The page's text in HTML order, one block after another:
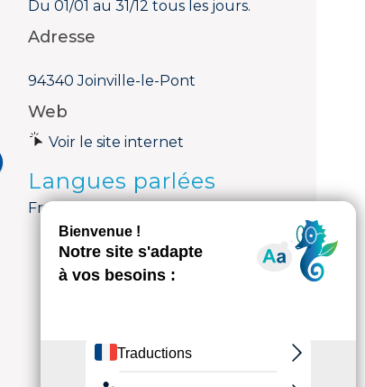
Du 01/01 au 31/12 tous les jours.
Adresse
94340 Joinville-le-Pont
Web
Voir le site internet
Langues parlées
Français